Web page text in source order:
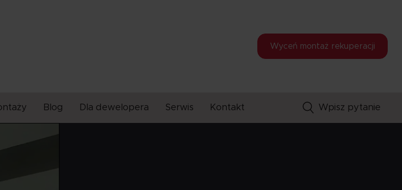
Wyceń montaż rekuperacji
Blog Dla dewelopera Serwis Kontakt